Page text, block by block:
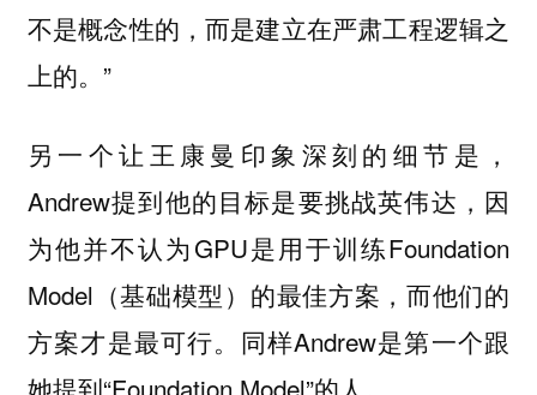
不是概念性的，而是建立在严肃工程逻辑之
上的。”
另一个让王康曼印象深刻的细节是，
Andrew提到他的目标是要挑战英伟达，因
为他并不认为GPU是用于训练Foundation
Model（基础模型）的最佳方案，而他们的
方案才是最可行。同样Andrew是第一个跟